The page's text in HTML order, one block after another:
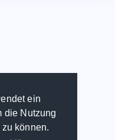
ein
die Nutzung
können.